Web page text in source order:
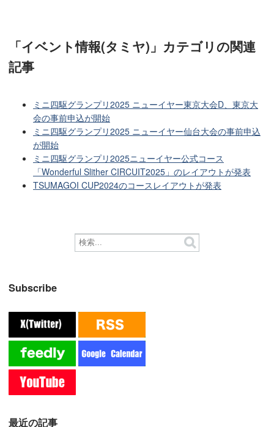
「イベント情報(タミヤ)」カテゴリの関連
記事
ミニ四駆グランプリ2025 ニューイヤー東京大会D、東京大
会の事前申込が開始
ミニ四駆グランプリ2025 ニューイヤー仙台大会の事前申込
が開始
ミニ四駆グランプリ2025ニューイヤー公式コース
「Wonderful Slither CIRCUIT2025」のレイアウトが発表
TSUMAGOI CUP2024のコースレイアウトが発表
Subscribe
最近の記事